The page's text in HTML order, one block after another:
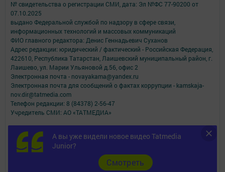
А вы уже видели новое видео Tatmedia
Junior?
Cмотреть
№ свидетельства о регистрации СМИ, дата: Эл №ФC 77-90200 от
07.10.2025
выдано Федеральной службой по надзору в сфере связи,
информационных технологий и массовых коммуникаций
ФИО главного редактора: Денис Геннадьевич Суханов
Адрес редакции: юридический / фактический - Российская Федерация,
422610, Республика Татарстан, Лаишевский муниципальный район, г.
Лаишево, ул. Марии Ульяновой д.56, офис 2
Электронная почта - novayakama@yandex.ru
Электронная почта для сообщений о фактах коррупции - kamskaja-
nov.dir@tatmedia.com
Телефон редакции: 8 (84378) 2-56-47
Учредитель СМИ: АО «ТАТМЕДИА»
Антикоррупционная политика
АО «ТАТМЕДИА» использует «cookie»для персонализации сервисов и
удобства пользователей сайтом.
Использование «cookie» можно отменить в настройках браузера.
Политика конфиденциальности